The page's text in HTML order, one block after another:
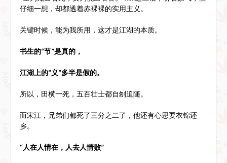
仔细一想，却都透着赤裸裸的实用主义。
关键时候，能为我所用，这才是江湖的本质。
书生的“节”是真的，
江湖上的“义”多半是假的。
所以，田横一死，五百壮士都自刎追随。
而宋江，兄弟们都死了三分之二了，他还有心思要衣锦还
乡。
“人在人情在，人去人情败”